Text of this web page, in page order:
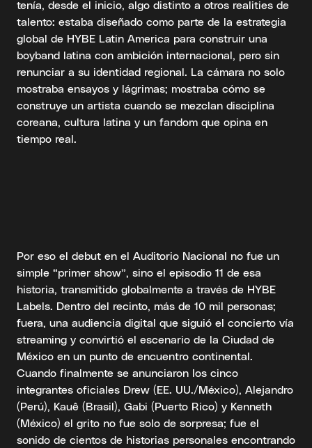
tenía, desde el inicio, algo distinto a otros realities de
talento: estaba diseñado como parte de la estrategia
global de HYBE Latin America para construir una
boyband latina con ambición internacional, pero sin
renunciar a su identidad regional. La cámara no solo
mostraba ensayos y lágrimas; mostraba cómo se
construye un artista cuando se mezclan disciplina
coreana, cultura latina y un fandom que opina en
tiempo real.
Por eso el debut en el Auditorio Nacional no fue un
simple “primer show”, sino el episodio 11 de esa
historia, transmitido globalmente a través de HYBE
Labels. Dentro del recinto, más de 10 mil personas;
fuera, una audiencia digital que siguió el concierto vía
streaming y convirtió el escenario de la Ciudad de
México en un punto de encuentro continental.
Cuando finalmente se anunciaron los cinco
integrantes oficiales Drew (EE. UU./México), Alejandro
(Perú), Kauê (Brasil), Gabi (Puerto Rico) y Kenneth
(México) el grito no fue solo de sorpresa; fue el
sonido de cientos de historias personales encontrando